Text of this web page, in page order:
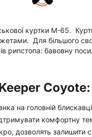
куртки М-65.
Для більшого
рипстопа: бавовну
Coyote:
на головній
комфортну
дозволять залишити